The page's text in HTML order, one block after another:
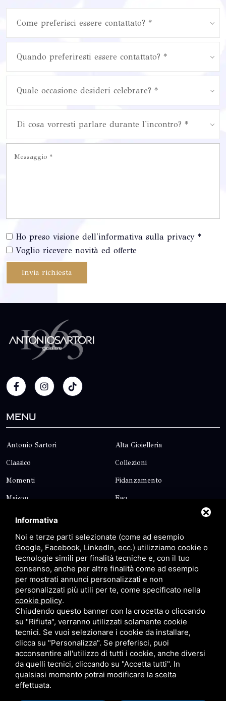
Come preferisci essere contattato? *
Quando preferiresti essere contattato? *
Quale occasione desideri celebrare? *
Di cosa vorresti parlare durante l'incontro? *
Ho preso visione dell'informativa sulla privacy *
Voglio ricevere novità ed offerte
Invia richiesta
Menu
Antonio Sartori Alta Gioielleria
Classico Collezioni
Momenti Fidanzamento
Maison Faq
Blog
Sitemap Privacy
Contatti
Via Giolitti, 5 - 20025 - Legnano
+39 0331 1542871
+39 334 1291872
info@antoniosartori.com
Whatsapp
Informativa
Noi e terze parti selezionate (come ad esempio
Google, Facebook, LinkedIn, ecc.) utilizziamo cookie o
tecnologie simili per finalità tecniche e, con il tuo
consenso, anche per altre finalità come ad esempio
per mostrati annunci personalizzati e non
personalizzati più utili per te, come specificato nella
cookie policy.
Chiudendo questo banner con la crocetta o cliccando
su "Rifiuta", verranno utilizzati solamente cookie
tecnici. Se vuoi selezionare i cookie da installare,
clicca su "Personalizza". Se preferisci, puoi
acconsentire all'utilizzo di tutti i cookie, anche diversi
da quelli tecnici, cliccando su "Accetta tutti". In
qualsiasi momento potrai modificare la scelta
effettuata.